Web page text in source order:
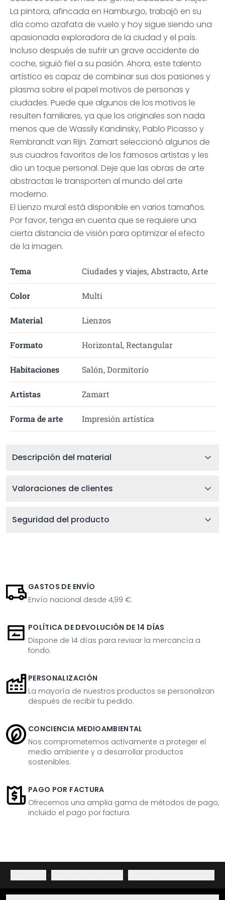
La pintora, afincada en Hamburgo, trabajó en su
día como azafata de vuelo y hoy sigue siendo una
apasionada exploradora de la ciudad y el país.
Incluso después de sufrir un grave accidente de
coche, siguió fiel a su pasión. Ahora, este talento
artístico es capaz de combinar sus dos pasiones y
plasma sobre el papel motivos de personas y
ciudades. Puede que algunos de los motivos le
resulten familiares, ya que los originales son nada
menos que de Wassily Kandinsky, Pablo Picasso y
Rembrandt van Rijn. Zamart seleccionó algunos de
sus cuadros favoritos de los famosos artistas y les
dio un toque personal. Deje que las obras de arte
abstractas le transporten al mundo del arte
moderno.
El Lienzo mural está disponible en varios tamaños.
Por favor, tenga en cuenta que se requiere una
cierta distancia de visión para optimizar el efecto
de la imagen.
Tema Ciudades y viajes, Abstracto, Arte
Color Multi
Material Lienzos
Formato Horizontal, Rectangular
Habitaciones Salón, Dormitorio
Artistas Zamart
Forma de arte Impresión artística
Descripción del material
Valoraciones de clientes
Seguridad del producto
GASTOS DE ENVÍO
Envío nacional desde 4,99 €.
POLÍTICA DE DEVOLUCIÓN DE 14 DÍAS
Dispone de 14 días para revisar la mercancía a
fondo.
PERSONALIZACIÓN
La mayoría de nuestros productos se personalizan
después de recibir tu pedido.
CONCIENCIA MEDIOAMBIENTAL
Nos comprometemos activamente a proteger el
medio ambiente y a desarrollar productos
sostenibles.
PAGO POR FACTURA
Ofrecemos una amplia gama de métodos de pago,
incluido el pago por factura.
· ·